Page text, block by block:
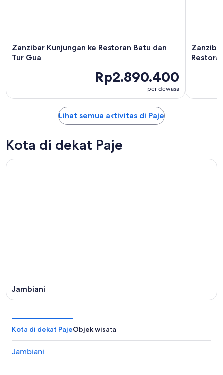
Zanzibar Kunjungan ke Restoran Batu dan
Tur Gua
Rp2.890.400
per dewasa
Lihat semua aktivitas di Paje
Kota di dekat Paje
Jambiani
Kota di dekat PajeObjek wisata
Jambiani